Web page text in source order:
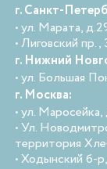
г. Санкт-
• ул. Марата,
• Лиговский
г. Нижний
• ул. Большая
г. Москва:
• ул.
• Ул.
территория
• Ходынский б-